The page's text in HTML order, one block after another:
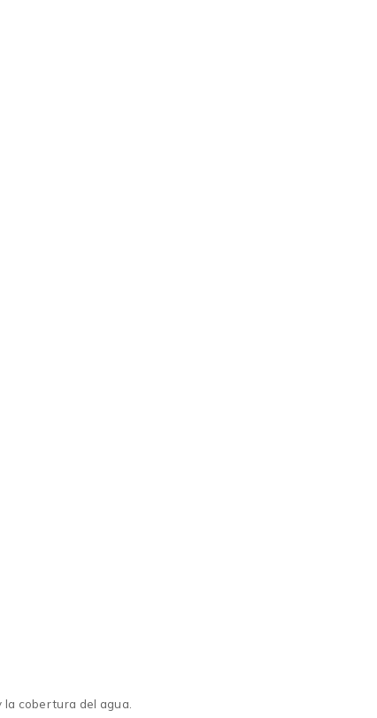
cobertura del agua.